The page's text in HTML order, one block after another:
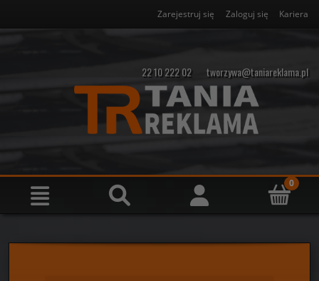
Zarejestruj się Zaloguj się Kariera
22 10 222 02 tworzywa@taniareklama.pl